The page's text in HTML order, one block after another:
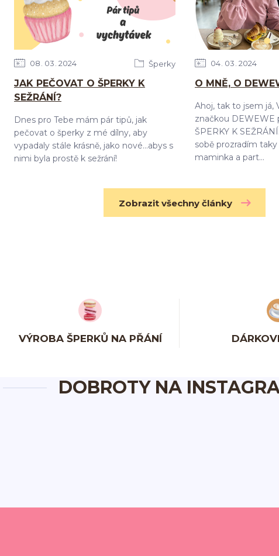
08 03 2024 Šperky
JAK PEČOVAT O ŠPERKY K
SEŽRÁNÍ?
Dnes pro Tebe mám pár tipů, jak
pečovat o šperky z mé dílny, aby
vypadaly stále krásně, jako nové...abys s
nimi byla prostě k sežrání!
04 03 2024
O MNĚ, O
Ahoj, tak to jsem já,
značkou DEWEWE
ŠPERKY K
sobě prozradím
maminka a part...
Zobrazit všechny články
VÝROBA ŠPERKŮ NA PŘÁNÍ
DOBROTY NA